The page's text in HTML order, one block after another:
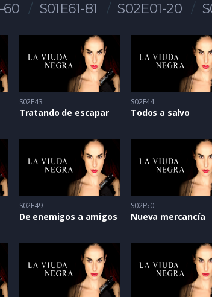
60 S01E61-81 S02E01-20
S02E43
Tratando de escapar
S02E44
Todos a salvo
S02E49
De enemigos a amigos
S02E50
Nueva mercancía